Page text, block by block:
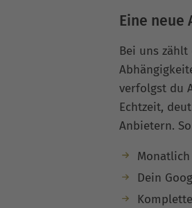
Eine neue
Bei uns zählt
verfolgst du
Echtzeit,
Anbietern.
Dein